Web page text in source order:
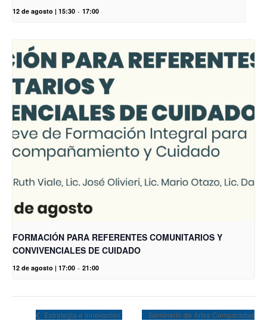
12 de agosto | 15:30 - 17:00
FORMACIÓN PARA REFERENTES COMUNITARIOS Y
CONVIVENCIALES DE CUIDADO
12 de agosto | 17:00 - 21:00
Estrategia e innovación.
Seminario de Artes Comparadas